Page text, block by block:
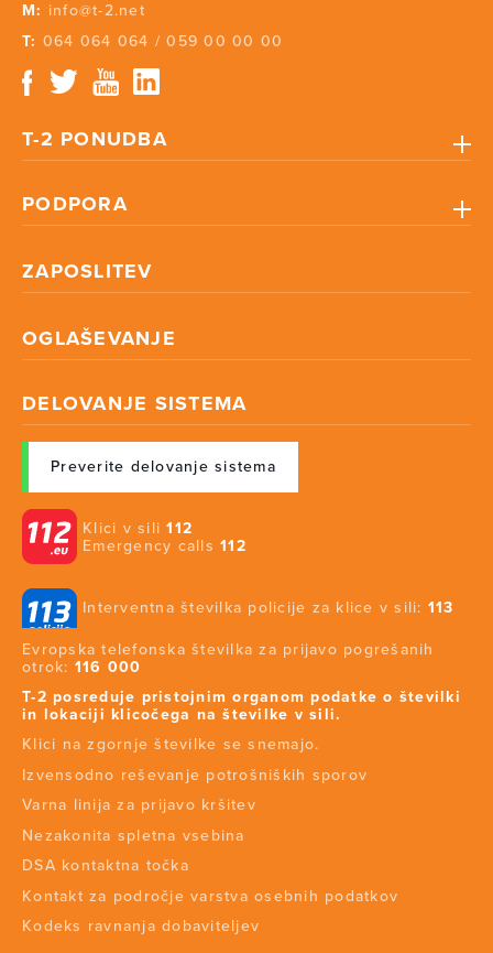
M: info@t-2.net
T: 064 064 064 /059 00 00 00
T-2 PONUDBA
PODPORA
ZAPOSLITEV
OGLAŠEVANJE
DELOVANJE SISTEMA
Preverite delovanje sistema
Klici v sili112
Emergency calls 112
Interventna številka policije za klice v sili: 113
Evropska telefonska številka za prijavo pogrešanih
otrok: 116 000
T-2 posreduje pristojnim organom podatke o številki
in lokaciji klicočega na številke v sili.
Klici na zgornje številke se snemajo.
Izvensodno reševanje potrošniških sporov
Varna linija za prijavo kršitev
Nezakonita spletna vsebina
DSA kontaktna točka
Kontakt za področje varstva osebnih podatkov
Kodeks ravnanja dobaviteljev